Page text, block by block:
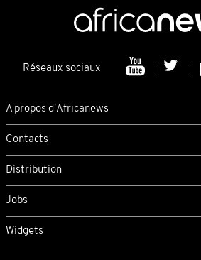
Réseaux sociaux
A propos d'Africanews
Contacts
Distribution
Jobs
Widgets